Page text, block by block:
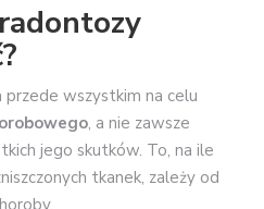
wszystkim na celu
, a nie zawsze
jego skutków. To, na ile
tkanek, zależy od